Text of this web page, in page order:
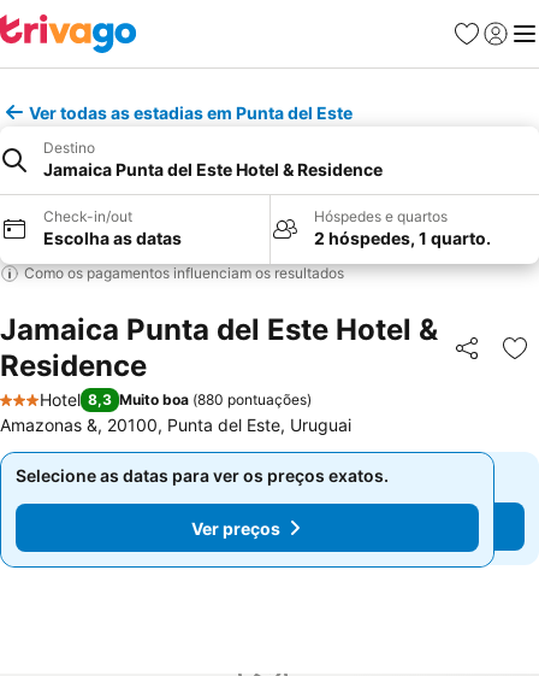
Favoritos
Iniciar
Ver todas as estadias em Punta del Este
Destino
Jamaica Punta del Este Hotel & Residence
Check-in/out
Escolha as datas
Hóspedes e quartos
2 hóspedes, 1 quarto.
Como os pagamentos influenciam os resultados
Jamaica Punta del Este Hotel &
Residence
Partilhar
3 Estrelas
Hotel 8,3 Muito boa (880 pontuações)
Amazonas &, 20100, Punta del Este, Uruguai
Selecione as datas para ver os preços exatos.
Ver preços
Selecione as datas para ver os preços exatos.
Ver preços